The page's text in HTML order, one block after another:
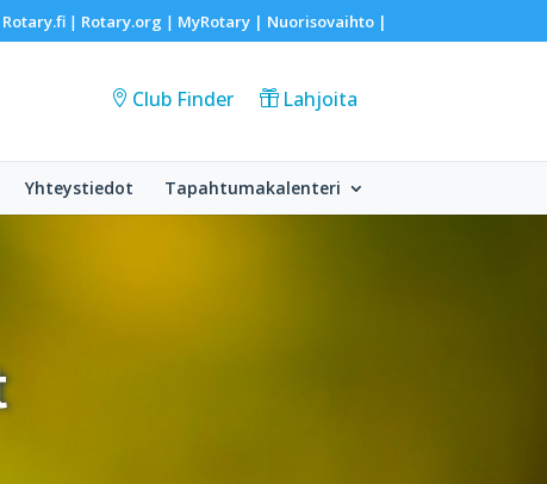
Rotary.fi| Rotary.org | MyRotary | Nuorisovaihto|
Club Finder Lahjoita
Yhteystiedot Tapahtumakalenteri